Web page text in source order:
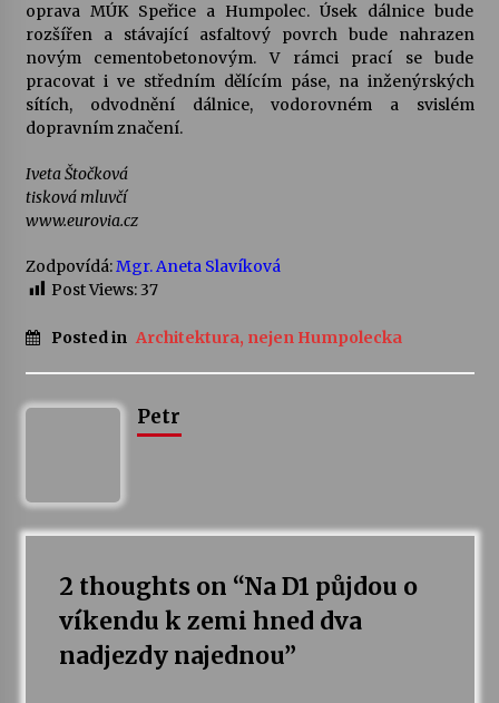
oprava MÚK Speřice a Humpolec. Úsek dálnice bude
rozšířen a stávající asfaltový povrch bude nahrazen
novým cementobetonovým. V rámci prací se bude
pracovat i ve středním dělícím páse, na inženýrských
sítích, odvodnění dálnice, vodorovném a svislém
dopravním značení.
Iveta Štočková
tisková mluvčí
www.eurovia.cz
Zodpovídá:Mgr. Aneta Slavíková
Post Views:37
Posted in Architektura, nejen Humpolecka
Petr
2 thoughts on “Na D1 půjdou o
víkendu k zemi hned dva
nadjezdy najednou”